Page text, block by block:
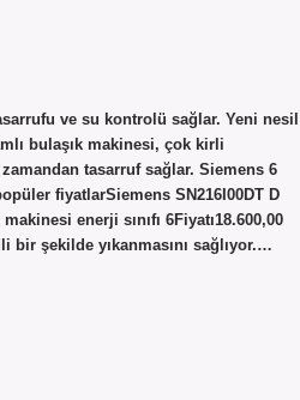
ve su kontrolü sağlar. Yeni nesil
bulaşık makinesi, çok kirli
tasarruf sağlar. Siemens 6
fiyatlarSiemens SN216I00DT D
enerji sınıfı 6Fiyatı18.600,00
bir şekilde yıkanmasını sağlıyor.…